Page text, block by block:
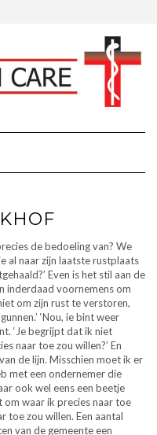
Schenkingen
navigatie
de bedoeling van? We
al naar zijn laatste rustplaats
Even is het stil aan de
inderdaad voornemens om
om zijn rust te verstoren,
‘Nou, ie bint weer
‘Je begrijpt dat ik niet
naar toe zou willen?’ En
de lijn. Misschien moet ik er
met een ondernemer die
ook wel eens een beetje
om waar ik precies naar toe
toe zou willen. Een aantal
van de gemeente een